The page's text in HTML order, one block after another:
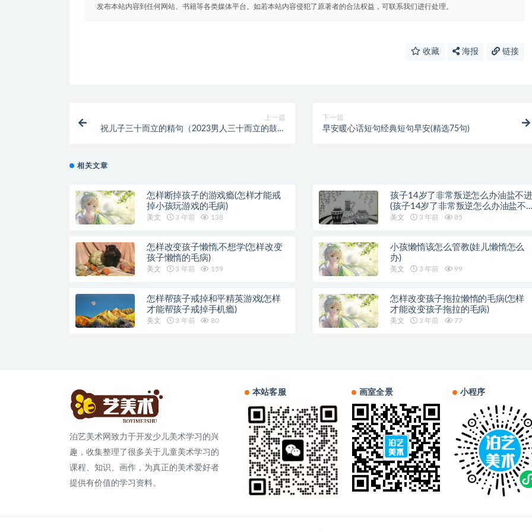
发布本站内容到任何网站、书籍等各类媒体平台。如若本站内容侵犯了原著者的合法权益，可联系我们进行处理。
收藏 海报 链接
上一篇
祝儿子三十而立的精句（2023男人三十而立的鼓励
下一篇
早安暖心话短句经典短句早安(精选75句)
相关文章
怎样断掉孩子的游戏瘾(怎样才能戒
掉小孩玩游戏的毛病)
美文 3 年前 138
孩子14岁了非常叛逆怎么办油盐不进
(孩子14岁了非常叛逆怎么办油盐不
近)
美文 3 年前 85
怎样改变孩子懒惰,不想学(怎样改变
孩子懒惰的毛病)
美文 3 年前 159
小孩懒惰该怎么管教(娃儿懒惰怎么
办)
美文 3 年前 99
怎样帮孩子戒掉和平精英游戏(怎样
才能帮孩子戒掉手机瘾)
美文 3 年前 80
怎样改变孩子拖拉懒惰的毛病(怎样
才能改变孩子拖拉的毛病)
美文 3 年前 77
泊艺美术网致力于开发少儿美术学习的兴
趣，收集整理了很多关于儿童美术学习的
课程、知识、画作，为真正的美术爱好者
提供有价值的学习资料。
本站客服 画室全景 小程序